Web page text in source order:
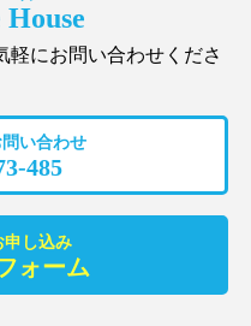
軽にお問い合わせくださ
い合わせ
485
申し込み
ォーム